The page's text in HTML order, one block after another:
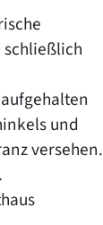
und
versehen.